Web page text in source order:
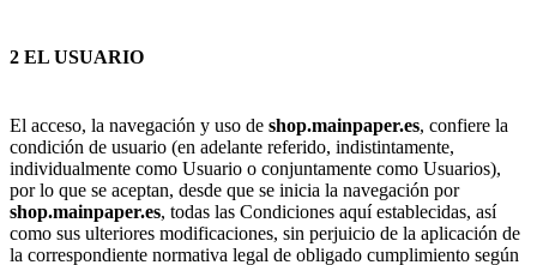
2 EL USUARIO
El acceso, la navegación y uso de shop.mainpaper.es, confiere la
condición de usuario (en adelante referido, indistintamente,
individualmente como Usuario o conjuntamente como Usuarios),
por lo que se aceptan, desde que se inicia la navegación por
shop.mainpaper.es, todas las Condiciones aquí establecidas, así
como sus ulteriores modificaciones, sin perjuicio de la aplicación de
la correspondiente normativa legal de obligado cumplimiento según